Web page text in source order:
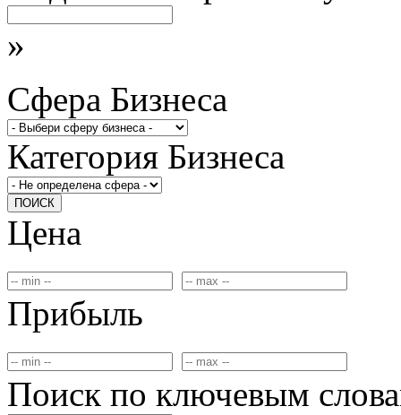
»
Сфера Бизнеса
Категория Бизнеса
ПОИСК
Цена
Прибыль
Поиск по ключевым